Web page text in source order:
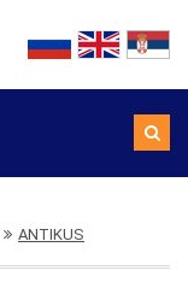
ANTIKUS